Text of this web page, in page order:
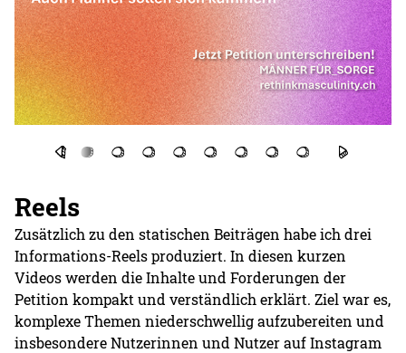
Reels
Zusätzlich zu den statischen Beiträgen habe ich drei
Informations-Reels produziert. In diesen kurzen
Videos werden die Inhalte und Forderungen der
Petition kompakt und verständlich erklärt. Ziel war es,
komplexe Themen niederschwellig aufzubereiten und
insbesondere Nutzerinnen und Nutzer auf Instagram